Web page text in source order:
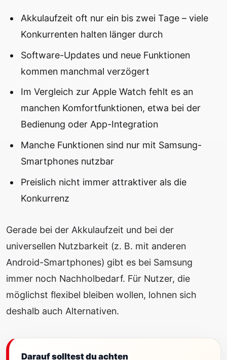
Akkulaufzeit oft nur ein bis zwei Tage – viele
Konkurrenten halten länger durch
Software-Updates und neue Funktionen
kommen manchmal verzögert
Im Vergleich zur Apple Watch fehlt es an
manchen Komfortfunktionen, etwa bei der
Bedienung oder App-Integration
Manche Funktionen sind nur mit Samsung-
Smartphones nutzbar
Preislich nicht immer attraktiver als die
Konkurrenz
Gerade bei der Akkulaufzeit und bei der
universellen Nutzbarkeit (z. B. mit anderen
Android-Smartphones) gibt es bei Samsung
immer noch Nachholbedarf. Für Nutzer, die
möglichst flexibel bleiben wollen, lohnen sich
deshalb auch Alternativen.
Darauf solltest du achten